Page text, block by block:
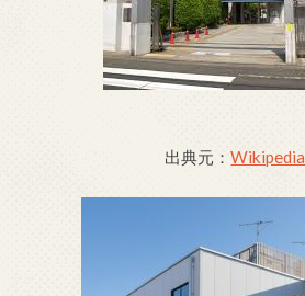
出典元：Wikipedia